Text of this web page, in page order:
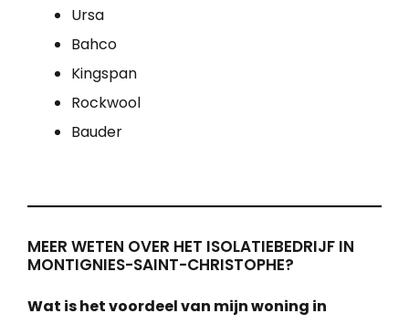
Ursa
Bahco
Kingspan
Rockwool
Bauder
MEER WETEN OVER HET ISOLATIEBEDRIJF IN
MONTIGNIES-SAINT-CHRISTOPHE?
Wat is het voordeel van mijn woning in